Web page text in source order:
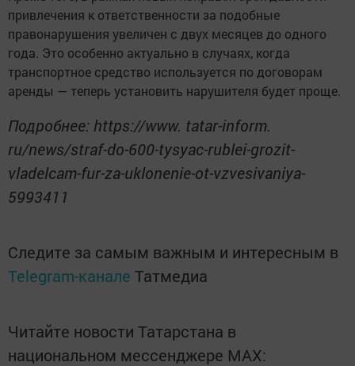
привлечения к ответственности за подобные
правонарушения увеличен с двух месяцев до одного
года. Это особенно актуально в случаях, когда
транспортное средство используется по договорам
аренды — теперь установить нарушителя будет проще.
Подробнее: https://www. tatar-inform.
ru/news/straf-do-600-tysyac-rublei-grozit-
vladelcam-fur-za-uklonenie-ot-vzvesivaniya-
5993411
Следите за самым важным и интересным в
Telegram-канале Татмедиа
Читайте новости Татарстана в
национальном мессенджере MАХ: